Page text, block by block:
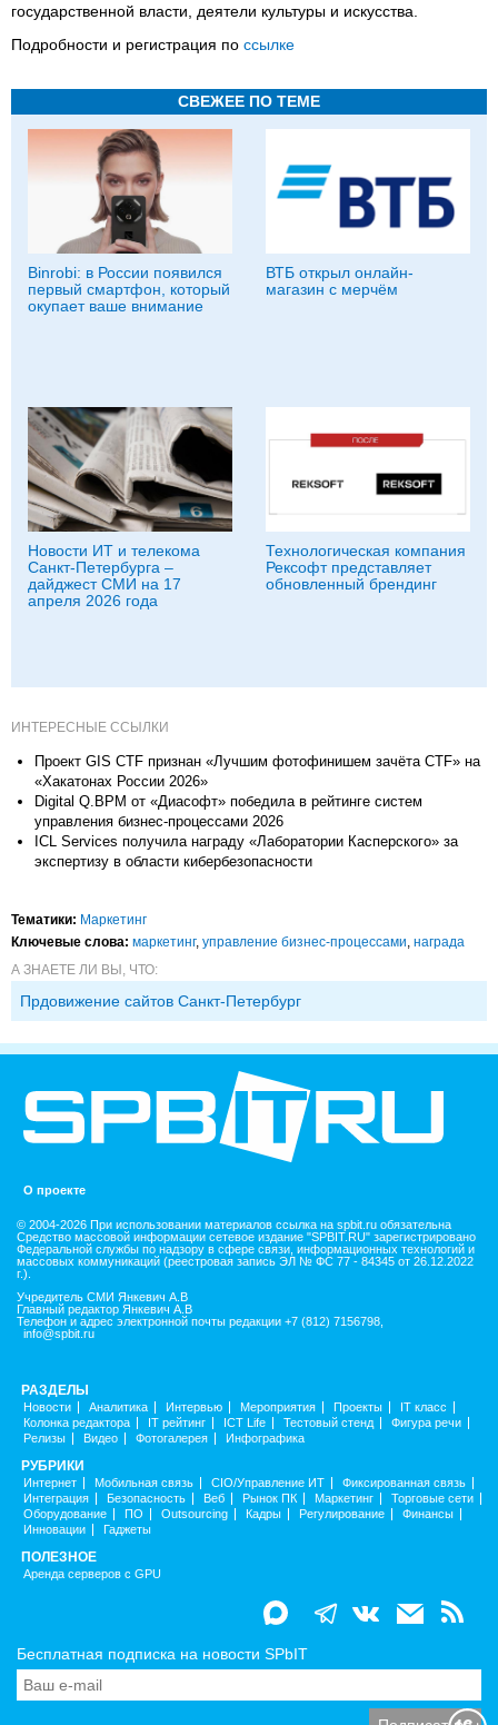
государственной власти, деятели культуры и искусства.
Подробности и регистрация по ссылке
СВЕЖЕЕ ПО ТЕМЕ
Binrobi: в России появился
первый смартфон, который
окупает ваше внимание
ВТБ открыл онлайн-
магазин с мерчём
Новости ИТ и телекома
Санкт-Петербурга –
дайджест СМИ на 17
апреля 2026 года
Технологическая компания
Рексофт представляет
обновленный брендинг
ИНТЕРЕСНЫЕ ССЫЛКИ
Проект GIS CTF признан «Лучшим фотофинишем зачёта CTF» на
«Хакатонах России 2026»
Digital Q.BPM от «Диасофт» победила в рейтинге систем
управления бизнес-процессами 2026
ICL Services получила награду «Лаборатории Касперского» за
экспертизу в области кибербезопасности
Тематики: Маркетинг
Ключевые слова: маркетинг, управление бизнес-процессами награда
А ЗНАЕТЕ ЛИ ВЫ, ЧТО:
Прдовижение сайтов Санкт-Петербург
О проекте
© 2004-2026 При использовании материалов ссылка на spbit.ru обязательна
Средство массовой информации сетевое издание "SPBIT.RU" зарегистрировано
Федеральной службы по надзору в сфере связи, информационных технологий и
массовых коммуникаций (реестровая запись ЭЛ № ФС 77 - 84345 от 26.12.2022
г.).
Учредитель СМИ Янкевич А.В
Главный редактор Янкевич А.В
Телефон и адрес электронной почты редакции +7 (812) 7156798,
info@spbit.ru
РАЗДЕЛЫ
Новости Аналитика Интервью Мероприятия Проекты
IT класс
Колонка редактора
IT рейтинг ICT Life Тестовый стенд
Фигура речи
Релизы
Видео Фотогалерея Инфографика
РУБРИКИ
Интернет Мобильная связь CIO/Управление ИТ
Фиксированная связь
Интеграция
Безопасность Веб Рынок ПК Маркетинг
Торговые сети
Оборудование
ПО Outsourcing Кадры Регулирование
Финансы
Инновации
Гаджеты
ПОЛЕЗНОЕ
Аренда серверов с GPU
Бесплатная подписка на новости SPbIT